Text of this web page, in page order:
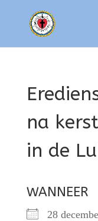
na
in de
WANNEER
28